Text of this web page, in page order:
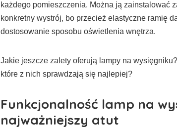
każdego pomieszczenia. Można ją zainstalować
konkretny wystrój, bo przecież elastyczne ramię
dostosowanie sposobu oświetlenia wnętrza.
Jakie jeszcze zalety oferują lampy na
które z nich sprawdzają się najlepiej?
Funkcjonalność lamp na
najważniejszy atut